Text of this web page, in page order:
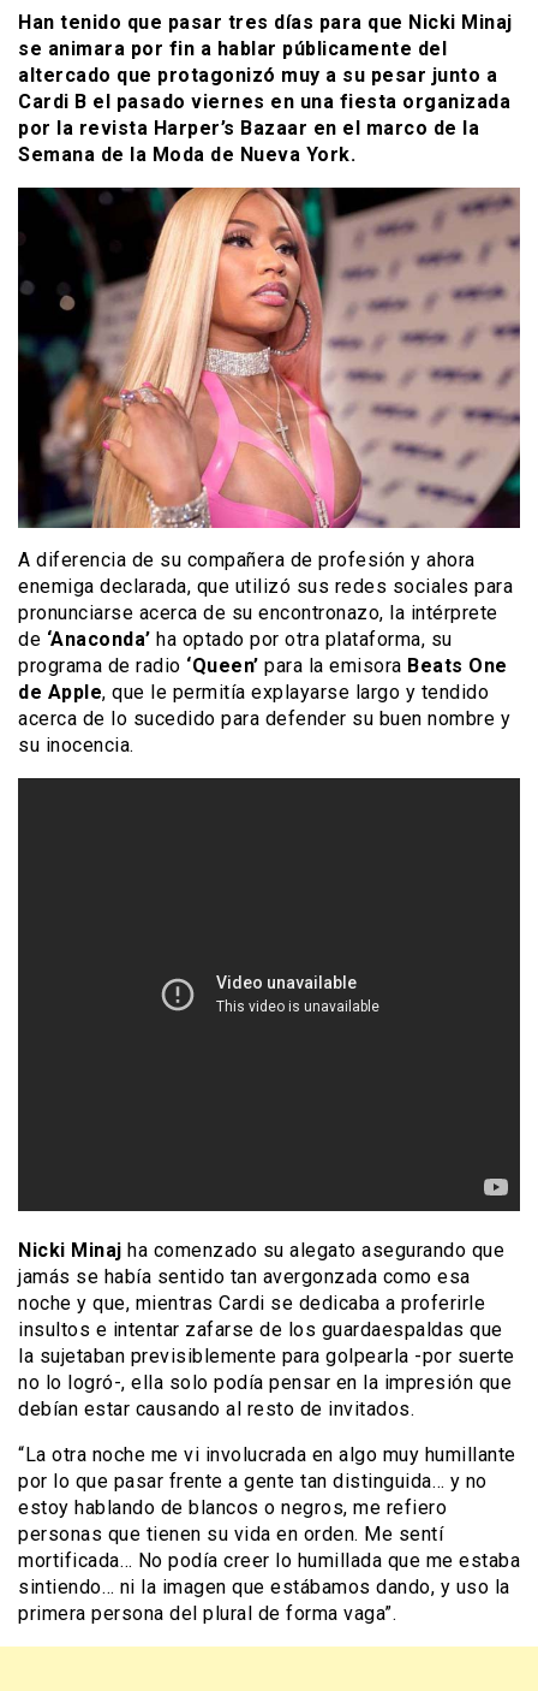
Han tenido que pasar tres días para que Nicki Minaj
se animara por fin a hablar públicamente del
altercado que protagonizó muy a su pesar junto a
Cardi B el pasado viernes en una fiesta organizada
por la revista Harper’s Bazaar en el marco de la
Semana de la Moda de Nueva York.
A diferencia de su compañera de profesión y ahora
enemiga declarada, que utilizó sus redes sociales para
pronunciarse acerca de su encontronazo, la intérprete
de ‘Anaconda’ ha optado por otra plataforma, su
programa de radio ‘Queen’ para la emisora Beats One
de Apple, que le permitía explayarse largo y tendido
acerca de lo sucedido para defender su buen nombre y
su inocencia.
Nicki Minaj ha comenzado su alegato asegurando que
jamás se había sentido tan avergonzada como esa
noche y que, mientras Cardi se dedicaba a proferirle
insultos e intentar zafarse de los guardaespaldas que
la sujetaban previsiblemente para golpearla -por suerte
no lo logró-, ella solo podía pensar en la impresión que
debían estar causando al resto de invitados.
“La otra noche me vi involucrada en algo muy humillante
por lo que pasar frente a gente tan distinguida… y no
estoy hablando de blancos o negros, me refiero
personas que tienen su vida en orden. Me sentí
mortificada… No podía creer lo humillada que me estaba
sintiendo… ni la imagen que estábamos dando, y uso la
primera persona del plural de forma vaga”.